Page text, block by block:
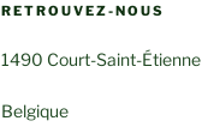
RETROUVEZ-NOUS
1490 Court-Saint-Étienne
Belgique